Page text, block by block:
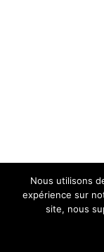
Nous utilisons
expérience sur
site, nous